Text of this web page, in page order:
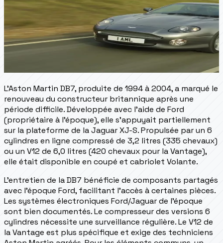
L'Aston Martin DB7, produite de 1994 à 2004, a marqué le
renouveau du constructeur britannique après une
période difficile. Développée avec l'aide de Ford
(propriétaire à l'époque), elle s'appuyait partiellement
sur la plateforme de la Jaguar XJ-S. Propulsée par un 6
cylindres en ligne compressé de 3,2 litres (335 chevaux)
ou un V12 de 6,0 litres (420 chevaux pour la Vantage),
elle était disponible en coupé et cabriolet Volante.
L'entretien de la DB7 bénéficie de composants partagés
avec l'époque Ford, facilitant l'accès à certaines pièces.
Les systèmes électroniques Ford/Jaguar de l'époque
sont bien documentés. Le compresseur des versions 6
cylindres nécessite une surveillance régulière. Le V12 de
la Vantage est plus spécifique et exige des techniciens